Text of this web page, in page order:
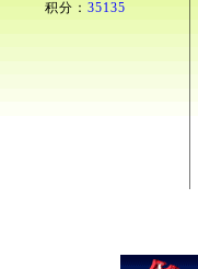
积分： 35135